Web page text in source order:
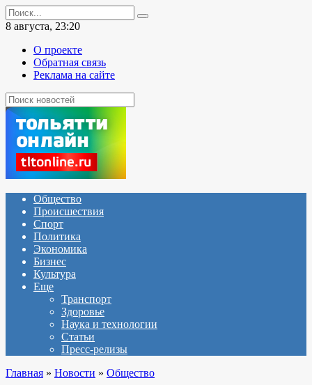
Перейти
к
содержанию
Search
for:
8 августа, 23:20
О проекте
Обратная связь
Реклама на сайте
Общество
Происшествия
Спорт
Политика
Экономика
Бизнес
Культура
Еще
Транспорт
Здоровье
Наука и технологии
Статьи
Пресс-релизы
Главная » Новости » Общество